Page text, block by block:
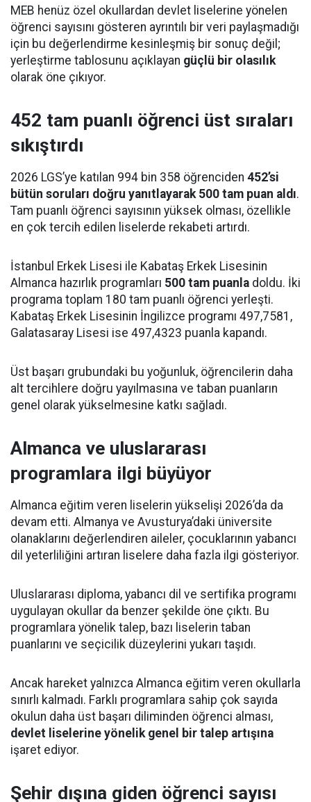
MEB henüz özel okullardan devlet liselerine yönelen
öğrenci sayısını gösteren ayrıntılı bir veri paylaşmadığı
için bu değerlendirme kesinleşmiş bir sonuç değil;
yerleştirme tablosunu açıklayan güçlü bir olasılık
olarak öne çıkıyor.
452 tam puanlı öğrenci üst sıraları
sıkıştırdı
2026 LGS’ye katılan 994 bin 358 öğrenciden 452’si
bütün soruları doğru yanıtlayarak 500 tam puan aldı.
Tam puanlı öğrenci sayısının yüksek olması, özellikle
en çok tercih edilen liselerde rekabeti artırdı.
İstanbul Erkek Lisesi ile Kabataş Erkek Lisesinin
Almanca hazırlık programları 500 tam puanla doldu. İki
programa toplam 180 tam puanlı öğrenci yerleşti.
Kabataş Erkek Lisesinin İngilizce programı 497,7581,
Galatasaray Lisesi ise 497,4323 puanla kapandı.
Üst başarı grubundaki bu yoğunluk, öğrencilerin daha
alt tercihlere doğru yayılmasına ve taban puanların
genel olarak yükselmesine katkı sağladı.
Almanca ve uluslararası
programlara ilgi büyüyor
Almanca eğitim veren liselerin yükselişi 2026’da da
devam etti. Almanya ve Avusturya’daki üniversite
olanaklarını değerlendiren aileler, çocuklarının yabancı
dil yeterliliğini artıran liselere daha fazla ilgi gösteriyor.
Uluslararası diploma, yabancı dil ve sertifika programı
uygulayan okullar da benzer şekilde öne çıktı. Bu
programlara yönelik talep, bazı liselerin taban
puanlarını ve seçicilik düzeylerini yukarı taşıdı.
Ancak hareket yalnızca Almanca eğitim veren okullarla
sınırlı kalmadı. Farklı programlara sahip çok sayıda
okulun daha üst başarı diliminden öğrenci alması,
devlet liselerine yönelik genel bir talep artışına
işaret ediyor.
Şehir dışına giden öğrenci sayısı